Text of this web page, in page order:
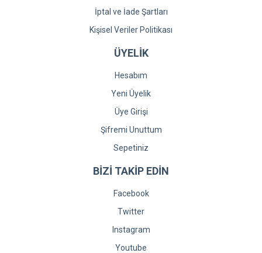
İptal ve İade Şartları
Kişisel Veriler Politikası
ÜYELİK
Hesabım
Yeni Üyelik
Üye Girişi
Şifremi Unuttum
Sepetiniz
BİZİ TAKİP EDİN
Facebook
Twitter
Instagram
Youtube